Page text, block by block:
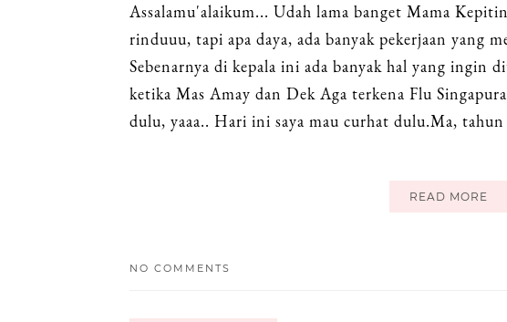
Assalamu'alaikum... Udah lama banget Mama
rinduuu, tapi apa daya, ada banyak pekerjaan yang
Sebenarnya di kepala ini ada banyak hal yang ingin
ketika Mas Amay dan Dek Aga terkena Flu
dulu, yaaa.. Hari ini saya mau curhat dulu.Ma,
READ MORE
NO COMMENTS